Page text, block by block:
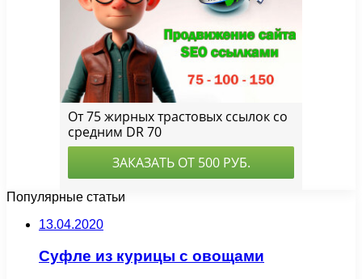
Популярные статьи
13.04.2020
Суфле из курицы с овощами